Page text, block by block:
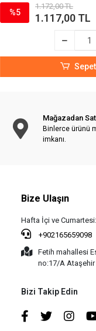
%5
1.172,00 TL
1.117,00 TL
Mağazadan
Binlerce ürünü
imkanı.
Bize Ulaşın
Hafta İçi ve
+902165659098
Fetih mahallesi
no:17/A Ataşehir
Bizi Takip Edin